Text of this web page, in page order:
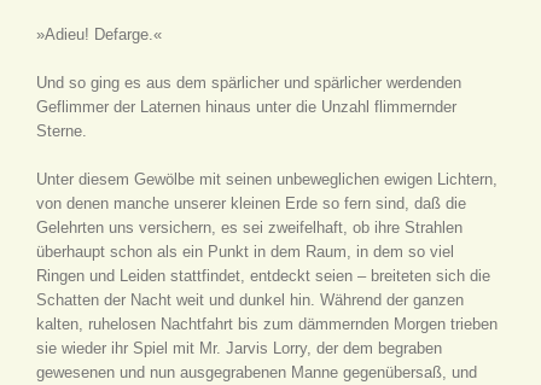
»Adieu! Defarge.«
Und so ging es aus dem spärlicher und spärlicher werdenden
Geflimmer der Laternen hinaus unter die Unzahl flimmernder
Sterne.
Unter diesem Gewölbe mit seinen unbeweglichen ewigen Lichtern,
von denen manche unserer kleinen Erde so fern sind, daß die
Gelehrten uns versichern, es sei zweifelhaft, ob ihre Strahlen
überhaupt schon als ein Punkt in dem Raum, in dem so viel
Ringen und Leiden stattfindet, entdeckt seien – breiteten sich die
Schatten der Nacht weit und dunkel hin. Während der ganzen
kalten, ruhelosen Nachtfahrt bis zum dämmernden Morgen trieben
sie wieder ihr Spiel mit Mr. Jarvis Lorry, der dem begraben
gewesenen und nun ausgegrabenen Manne gegenübersaß, und